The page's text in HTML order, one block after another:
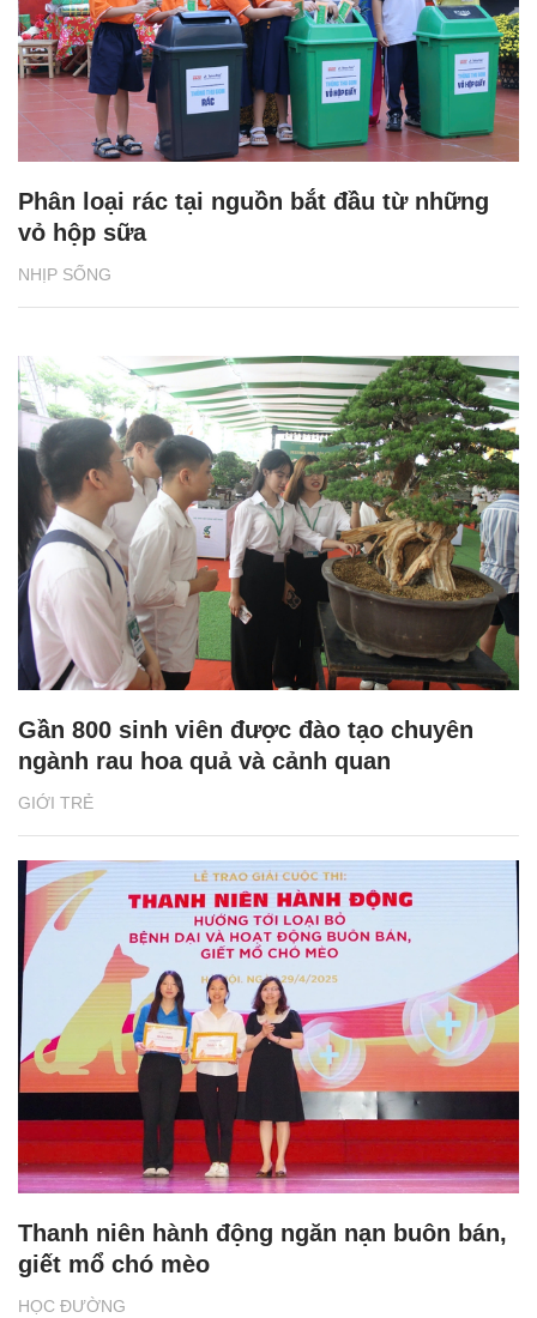
NHỊP SỐNG
Phân loại rác tại nguồn bắt đầu từ những
vỏ hộp sữa
GIỚI TRẺ
Gần 800 sinh viên được đào tạo chuyên
ngành rau hoa quả và cảnh quan
HỌC ĐƯỜNG
Thanh niên hành động ngăn nạn buôn bán,
giết mổ chó mèo